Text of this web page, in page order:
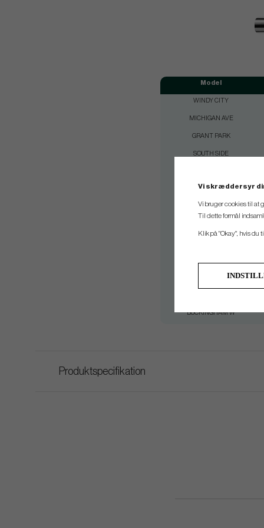
Model
WINDY CITY
MICHIGAN AVE
GRANT PARK
SOUTH SIDE
WEST LOOP
BUCKINGHAM
THE BEAN W
BUCKINGHAM W
Produktspecifikation
Vi skræddersyr
Vi bruger cookies til at
Til dette formål
Klik på "Okay", hvis du